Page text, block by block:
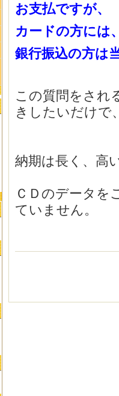
お支払ですが、
カードの方には
銀行振込の方は
この質問をされ
きしたいだけで
納期は長く、高
ＣＤのデータを
ていません。